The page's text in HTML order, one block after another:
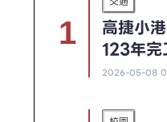
高捷小
123年完
2026-05-08